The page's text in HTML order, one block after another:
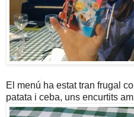
El menú ha estat tran frugal
patata i ceba, uns encurtits